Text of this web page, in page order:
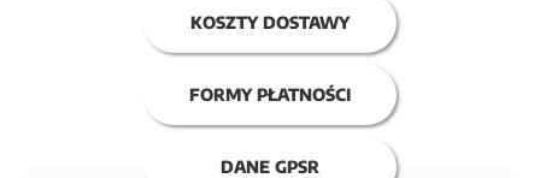
KOSZTY DOSTAWY
FORMY PŁATNOŚCI
DANE GPSR